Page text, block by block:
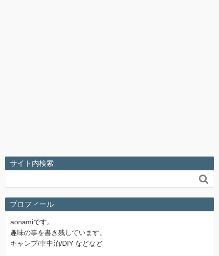
サイト内検索

プロフィール
aonamiです。
趣味の事を書き残しています。
キャンプ/車中泊/DIY などなど